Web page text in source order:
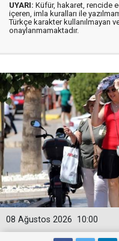
UYARI: Küfür, hakaret, rencide
içeren, imla kuralları ile
Türkçe karakter kullanılmayan
onaylanmamaktadır.
10:00
08 Ağustos 2026